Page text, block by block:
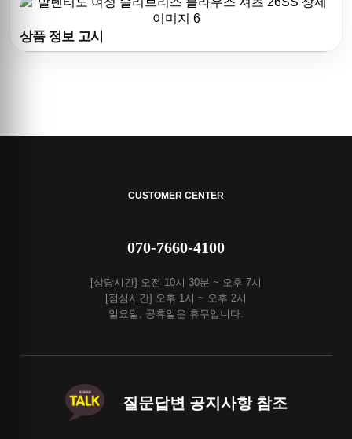
상품 정보 고시
CUSTOMER CENTER
070-7660-4100
[상담시간] 오전 10시 30분 ~ 오후 7시
[점심시간] 오후 1시 ~ 오후 2시
일요일, 공휴일은 휴무입니다.
질문답변 공지사항 참조